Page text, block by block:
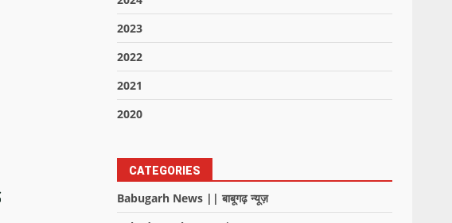
2023
2022
2021
2020
CATEGORIES
Babugarh News || बाबूगढ़ न्यूज़